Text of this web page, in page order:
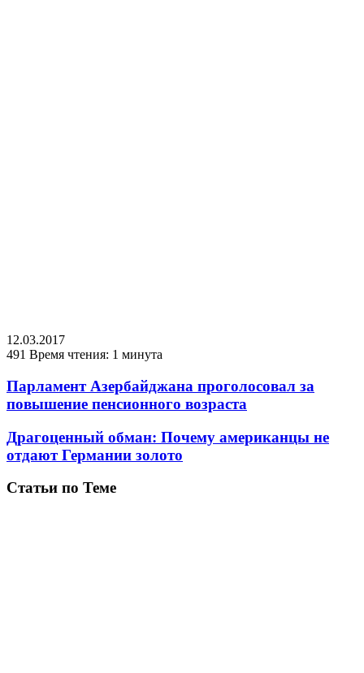
12.03.2017
491 Время чтения: 1 минута
Парламент Азербайджана проголосовал за
повышение пенсионного возраста
Драгоценный обман: Почему американцы не
отдают Германии золото
Статьи по Теме